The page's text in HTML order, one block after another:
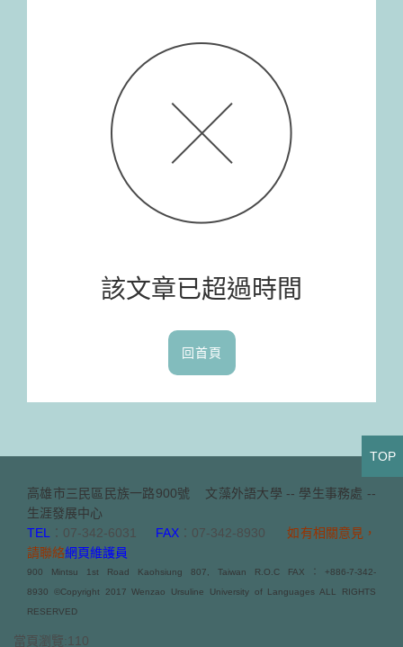
該文章已超過時間
回首頁
高雄市三民區民族一路900號
文藻外語大學 -- 學生事務處 --
生涯發展中心
TEL
：07-342-6031 FAX：07-342-8930
如有相關意見，
請聯絡網頁維護員
900 Mintsu 1st Road Kaohsiung 807, Taiwan R.O.C FAX：+886-7-342-
8930 ©Copyright 2017 Wenzao Ursuline University of Languages ALL RIGHTS
RESERVED
當頁瀏覽:110
TOP